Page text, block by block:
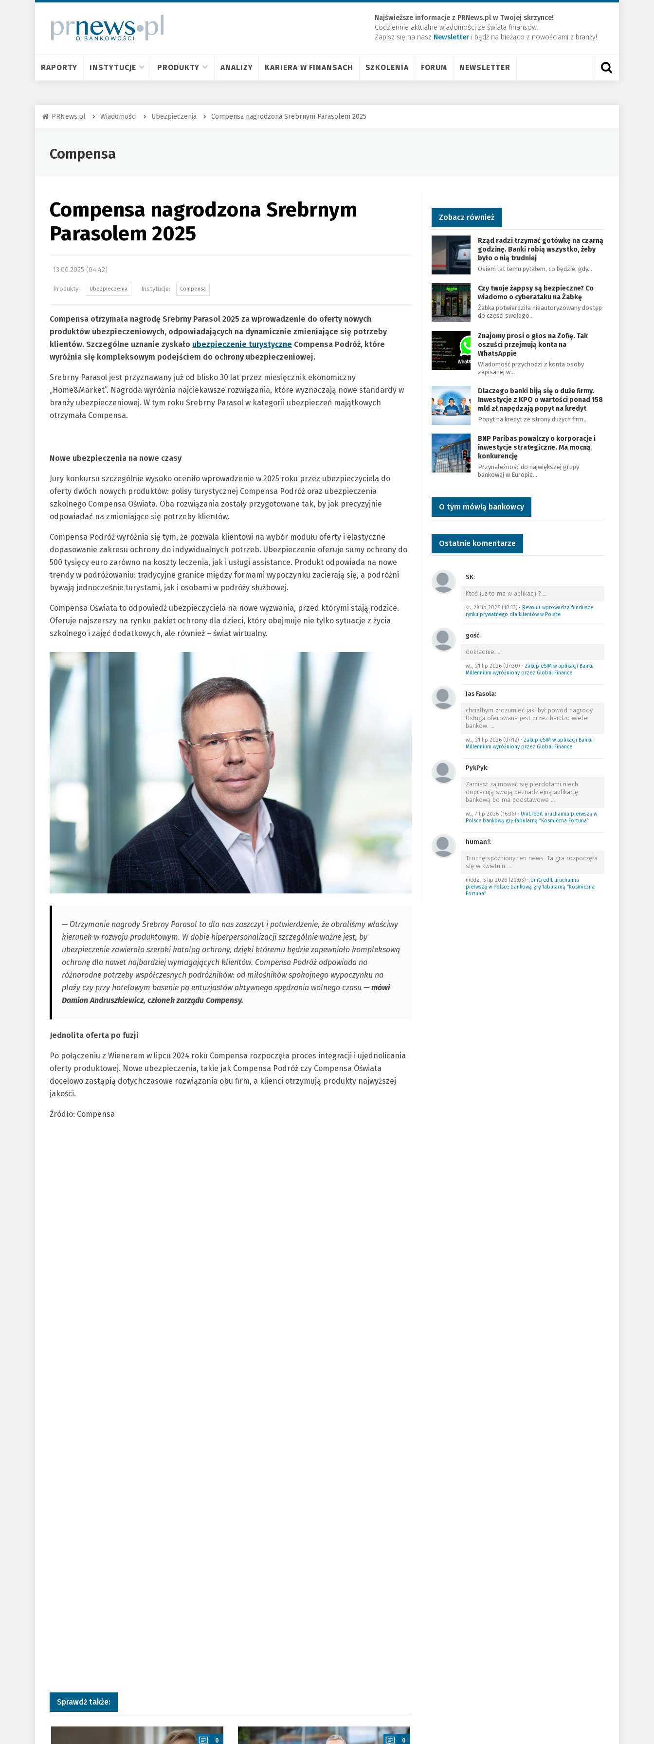
Najświeższe informacje z PRNews.pl w Twojej skrzynce!
Codziennie aktualne wiadomości ze świata finansów.
Zapisz się na nasz Newsletter ​i bądź na bieżąco z nowościami z branży!
RAPORTY INSTYTUCJE PRODUKTY ANALIZY KARIERA W FINANSACH SZKOLENIA FORUM NEWSLETTER
PRNews.pl Wiadomości Ubezpieczenia Compensa nagrodzona Srebrnym Parasolem 2025
Compensa
Compensa nagrodzona Srebrnym
Parasolem 2025
13.06.2025 (04:42)
Ubezpieczenia Compensa
Compensa otrzymała nagrodę Srebrny Parasol 2025 za wprowadzenie do oferty nowych
produktów ubezpieczeniowych, odpowiadających na dynamicznie zmieniające się potrzeby
klientów. Szczególne uznanie zyskało ubezpieczenie turystyczne Compensa Podróż, które
wyróżnia się kompleksowym podejściem do ochrony ubezpieczeniowej.
Srebrny Parasol jest przyznawany już od blisko 30 lat przez miesięcznik ekonomiczny
„Home&Market”. Nagroda wyróżnia najciekawsze rozwiązania, które wyznaczają nowe standardy w
branży ubezpieczeniowej. W tym roku Srebrny Parasol w kategorii ubezpieczeń majątkowych
otrzymała Compensa.
Nowe ubezpieczenia na nowe czasy
Jury konkursu szczególnie wysoko oceniło wprowadzenie w 2025 roku przez ubezpieczyciela do
oferty dwóch nowych produktów: polisy turystycznej Compensa Podróż oraz ubezpieczenia
szkolnego Compensa Oświata. Oba rozwiązania zostały przygotowane tak, by jak precyzyjnie
odpowiadać na zmieniające się potrzeby klientów.
Compensa Podróż wyróżnia się tym, że pozwala klientowi na wybór modułu oferty i elastyczne
dopasowanie zakresu ochrony do indywidualnych potrzeb. Ubezpieczenie oferuje sumy ochrony do
500 tysięcy euro zarówno na koszty leczenia, jak i usługi assistance. Produkt odpowiada na nowe
trendy w podróżowaniu: tradycyjne granice między formami wypoczynku zacierają się, a podróżni
bywają jednocześnie turystami, jak i osobami w podróży służbowej.
Compensa Oświata to odpowiedź ubezpieczyciela na nowe wyzwania, przed którymi stają rodzice.
Oferuje najszerszy na rynku pakiet ochrony dla dzieci, który obejmuje nie tylko sytuacje z życia
szkolnego i zajęć dodatkowych, ale również – świat wirtualny.
— Otrzymanie nagrody Srebrny Parasol to dla nas zaszczyt i potwierdzenie, że obraliśmy właściwy
kierunek w rozwoju produktowym. W dobie hiperpersonalizacji szczególnie ważne jest, by
ubezpieczenie zawierało szeroki katalog ochrony, dzięki któremu będzie zapewniało kompleksową
ochronę dla nawet najbardziej wymagających klientów. Compensa Podróż odpowiada na
różnorodne potrzeby współczesnych podróżników: od miłośników spokojnego wypoczynku na
plaży czy przy hotelowym basenie po entuzjastów aktywnego spędzania wolnego czasu — mówi
Damian Andruszkiewicz, członek zarządu Compensy.
Jednolita oferta po fuzji
Po połączeniu z Wienerem w lipcu 2024 roku Compensa rozpoczęła proces integracji i ujednolicania
oferty produktowej. Nowe ubezpieczenia, takie jak Compensa Podróż czy Compensa Oświata
docelowo zastąpią dotychczasowe rozwiązania obu firm, a klienci otrzymują produkty najwyższej
jakości.
Źródło: Compensa
Sprawdź także:
a
0
a
0
Zobacz również
Rząd radzi trzymać gotówkę na czarną
godzinę. Banki robią wszystko, żeby
było o nią trudniej
Osiem lat temu pytałem, co będzie, gdy…
Czy twoje żappsy są bezpieczne? Co
wiadomo o cyberataku na Żabkę
Żabka potwierdziła nieautoryzowany dostęp
do części swojego…
Znajomy prosi o głos na Zofię. Tak
oszuści przejmują konta na
WhatsAppie
Wiadomość przychodzi z konta osoby
zapisanej w…
Dlaczego banki biją się o duże firmy.
Inwestycje z KPO o wartości ponad 158
mld zł napędzają popyt na kredyt
Popyt na kredyt ze strony dużych firm…
BNP Paribas powalczy o korporacje i
inwestycje strategiczne. Ma mocną
konkurencję
Przynależność do największej grupy
bankowej w Europie…
O tym mówią bankowcy
Ostatnie komentarze
SK:
Ktoś już to ma w aplikacji ? …
śr., 29 lip 2026 (10:13)• Revolut wprowadza fundusze
rynku prywatnego dla klientów w Polsce
gość:
dokładnie …
wt., 21 lip 2026 (07:30)• Zakup eSIM w aplikacji Banku
Millennium wyróżniony przez Global Finance
Jas Fasola:
chciałbym zrozumieć jaki był powód nagrody.
Usługa oferowana jest przez bardzo wiele
banków. …
wt., 21 lip 2026 (07:12)• Zakup eSIM w aplikacji Banku
Millennium wyróżniony przez Global Finance
PykPyk:
Zamiast zajmować się pierdołami niech
dopracują swoją beznadziejną aplikację
bankową bo ma podstawowe …
wt., 7 lip 2026 (16:36)• UniCredit uruchamia pierwszą w
Polsce bankową grę fabularną “Kosmiczna Fortuna”
human1:
Trochę spóźniony ten news. Ta gra rozpoczęła
się w kwietniu. …
niedz., 5 lip 2026 (20:03)• UniCredit uruchamia
pierwszą w Polsce bankową grę fabularną “Kosmiczna
Fortuna”